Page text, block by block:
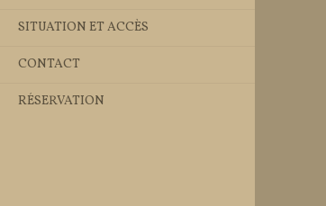
SITUATION ET ACCÈS
CONTACT
RÉSERVATION